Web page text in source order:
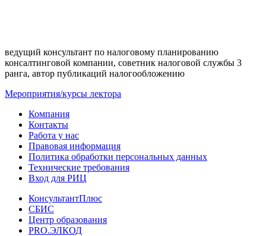
ведущий консультант по налоговому планированию
консалтинговой компании, советник налоговой службы 3
ранга, автор публикаций налогообложению
Мероприятия/курсы лектора
Компания
Контакты
Работа у нас
Правовая информация
Политика обработки персональных данных
Технические требования
Вход для РИЦ
КонсультантПлюс
СБИС
Центр образования
PRO.ЭЛКОД